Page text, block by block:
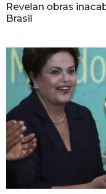
Revelan obras
Brasil